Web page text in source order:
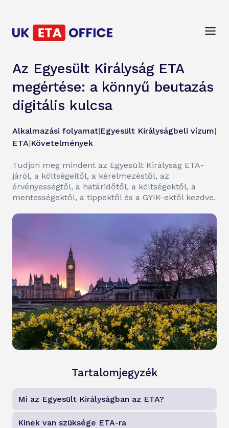
Az Egyesült Királyság ETA
megértése: a könnyű beutazás
digitális kulcsa
Alkalmazási folyamat|Egyesült Királyságbeli vízum|
ETA|Követelmények
Tudjon meg mindent az Egyesült Királyság ETA-
járól, a költségeitől, a kérelmezéstől, az
érvényességtől, a határidőtől, a költségektől, a
mentességektől, a tippektől és a GYIK-ektől kezdve.
Tartalomjegyzék
Mi az Egyesült Királyságban az ETA?
Kinek van szüksége ETA-ra